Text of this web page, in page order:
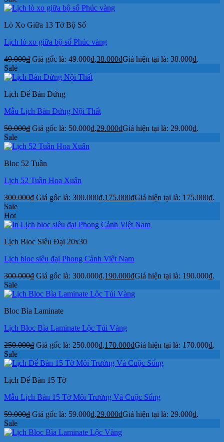
Lò Xo Giữa 13 Tờ Bộ Số
Lịch lò xo giữa bộ số Phúc vàng
49.000₫ Giá gốc là: 49.000₫.38.000₫Giá hiện tại là: 38.000₫.
Sale
Lịch Để Bàn Đứng
Mẫu Lịch Bàn Đứng Nội Thất
50.000₫ Giá gốc là: 50.000₫.29.000₫Giá hiện tại là: 29.000₫.
Sale
Bloc 52 Tuần
Lịch 52 Tuần Hoa Xuân
300.000₫ Giá gốc là: 300.000₫.175.000₫Giá hiện tại là: 175.000₫.
Sale
Hot
Lịch Bloc Siêu Đại 20x30
Lịch bloc siêu đại Phong Cảnh Việt Nam
300.000₫ Giá gốc là: 300.000₫.190.000₫Giá hiện tại là: 190.000₫.
Sale
Bloc Bìa Laminate
Lịch Bloc Bìa Laminate Lộc Túi Vàng
250.000₫ Giá gốc là: 250.000₫.170.000₫Giá hiện tại là: 170.000₫.
Sale
Lịch Để Bàn 15 Tờ
Mẫu Lịch Bàn 15 Tờ Môi Trường Và Cuộc Sống
59.000₫ Giá gốc là: 59.000₫.29.000₫Giá hiện tại là: 29.000₫.
Sale